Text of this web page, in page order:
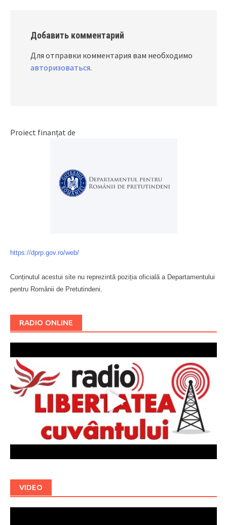
Добавить комментарий
Для отправки комментария вам необходимо
авторизоваться.
Proiect finanțat de
https://dprp.gov.ro/web/
Conținutul acestui site nu reprezintă poziția oficială a Departamentului
pentru Românii de Pretutindeni.
RADIO ONLINE
VIDEO